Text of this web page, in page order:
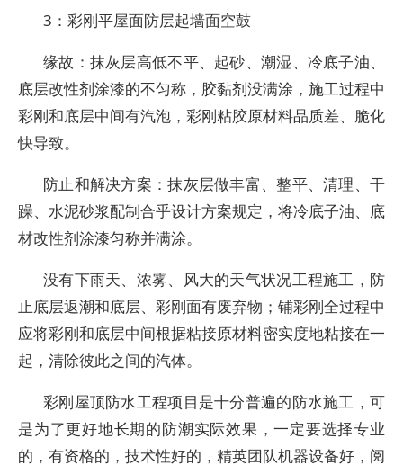
3：彩刚平屋面防层起墙面空鼓
缘故：抹灰层高低不平、起砂、潮湿、冷底子油、
底层改性剂涂漆的不匀称，胶黏剂没满涂，施工过程中
彩刚和底层中间有汽泡，彩刚粘胶原材料品质差、脆化
快导致。
防止和解决方案：抹灰层做丰富、整平、清理、干
躁、水泥砂浆配制合乎设计方案规定，将冷底子油、底
材改性剂涂漆匀称并满涂。
没有下雨天、浓雾、风大的天气状况工程施工，防
止底层返潮和底层、彩刚面有废弃物；铺彩刚全过程中
应将彩刚和底层中间根据粘接原材料密实度地粘接在一
起，清除彼此之间的汽体。
彩刚屋顶防水工程项目是十分普遍的防水施工，可
是为了更好地长期的防潮实际效果，一定要选择专业
的，有资格的，技术性好的，精英团队机器设备好，阅